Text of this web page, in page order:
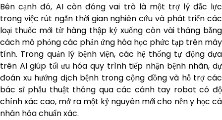
Bên cạnh đó, AI còn đóng vai trò là một trợ lý đắc lực
trong việc rút ngắn thời gian nghiên cứu và phát triển các
loại thuốc mới từ hàng thập kỷ xuống còn vài tháng bằng
cách mô phỏng các phản ứng hóa học phức tạp trên máy
tính. Trong quản lý bệnh viện, các hệ thống tự động dựa
trên AI giúp tối ưu hóa quy trình tiếp nhận bệnh nhân, dự
đoán xu hướng dịch bệnh trong cộng đồng và hỗ trợ các
bác sĩ phẫu thuật thông qua các cánh tay robot có độ
chính xác cao, mở ra một kỷ nguyên mới cho nền y học cá
nhân hóa chuẩn xác.